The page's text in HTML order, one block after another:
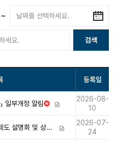
~
검색
등록일
일부개정 알림N
W
첨부파일
2026-08-
10
2026년 관세청 「해외통관제도 설명회 및 상담회」 개최 안내 첨부파일
2026-07-
24